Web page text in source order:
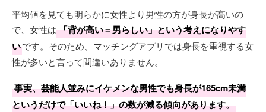
平均値を見ても明らかに女性より男性の方が身長が高いの
で、女性は 「背が高い＝男らしい」という考えになりやす
いです。そのため、マッチングアプリでは身長を重視する女
性が多いと言って間違いありません。
事実、芸能人並みにイケメンな男性でも身長が165cm未満
というだけで「いいね！」の数が減る傾向があります。